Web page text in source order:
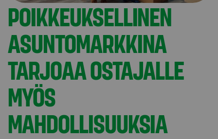
POIKKEUKSELLINEN
ASUNTOMARKKINA
TARJOAA OSTAJALLE
MYÖS
MAHDOLLISUUKSIA